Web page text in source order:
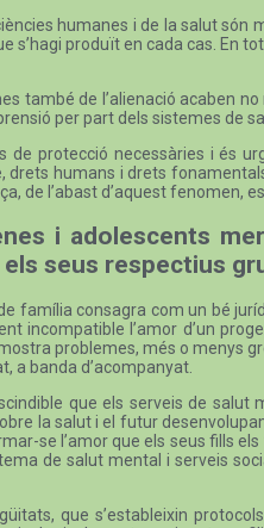
humanes i de la salut
s’hagi produït en cada cas. En
també de l’alienació acaben
per part dels sistemes de
de protecció necessàries i és
drets humans i drets
de l’abast d’aquest fenomen,
i adolescents
seus respectius
família consagra com un bé
incompatible l’amor d’un
problemes, més o menys
a banda d’acompanyat.
que els serveis de salut
la salut i el futur
se l’amor que els seus fills
de salut mental i serveis
que s’estableixin